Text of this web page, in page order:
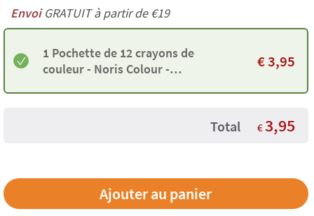
EnvoiGRATUIT à partir de €19
1 Pochette de 12 crayons de
couleur - Noris Colour -
€3,95
Total € 3,95